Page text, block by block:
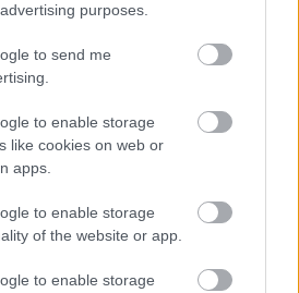
purposes.
to send me
to enable storage
like cookies on web or
apps.
to enable storage
of the website or app.
to enable storage
piacra dobja a BOD3 3D